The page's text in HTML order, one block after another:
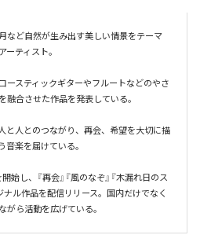
月など自然が生み出す美しい情景をテーマ
ーティスト。
ースティックギターやフルートなどのやさ
融合させた作品を発表している。
と人とのつながり、再会、希望を大切に描
音楽を届けている。
し、『再会』『風のなぞ』『木漏れ日のス
ナル作品を配信リリース。国内だけでなく
がら活動を広げている。